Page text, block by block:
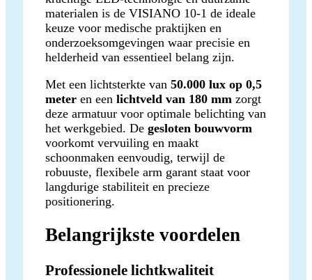
materialen is de VISIANO 10-1 de ideale
keuze voor medische praktijken en
onderzoeksomgevingen waar precisie en
helderheid van essentieel belang zijn.
Met een lichtsterkte van 50.000 lux op 0,5
meter en een lichtveld van 180 mm zorgt
deze armatuur voor optimale belichting van
het werkgebied. De gesloten bouwvorm
voorkomt vervuiling en maakt
schoonmaken eenvoudig, terwijl de
robuuste, flexibele arm garant staat voor
langdurige stabiliteit en precieze
positionering.
Belangrijkste voordelen
Professionele lichtkwaliteit